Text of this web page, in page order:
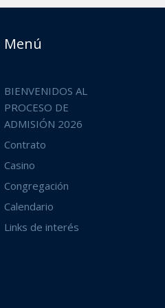
Menú
BIENVENIDOS AL
PROCESO DE
ADMISIÓN 2026
Contrato
Casino
Congregación
Calendario
Links de interés